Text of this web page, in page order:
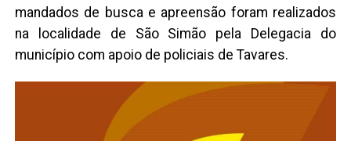
mandados de busca e apreensão foram realizados
na localidade de São Simão pela Delegacia do
município com apoio de policiais de Tavares.